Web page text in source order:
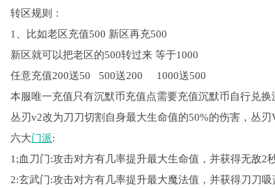
转区规则：
1、比如老区充值500 新区再充500
新区就可以把老区的500转过来 等于1000
任意充值200送50 500送200 1000送500
本服唯一充值只有沉默币充值点需要充值沉默币自行兑
丛刃v2改为刀刀切割自身最大生命值的50%的伤害，丛
六大门派:
1;血刀门:攻击对方有几率提升最大生命值，并获得无敌
2:玄武门:攻击对方有几率提升最大魔法值，并获得刀刀